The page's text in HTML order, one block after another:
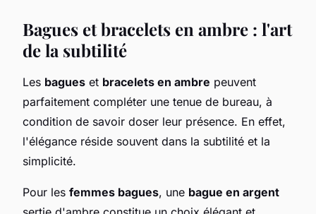
Bagues et bracelets en ambre : l'art
de la subtilité
Les bagues et bracelets en ambre peuvent
parfaitement compléter une tenue de bureau, à
condition de savoir doser leur présence. En effet,
l'élégance réside souvent dans la subtilité et la
simplicité.
Pour les femmes bagues, une bague en argent